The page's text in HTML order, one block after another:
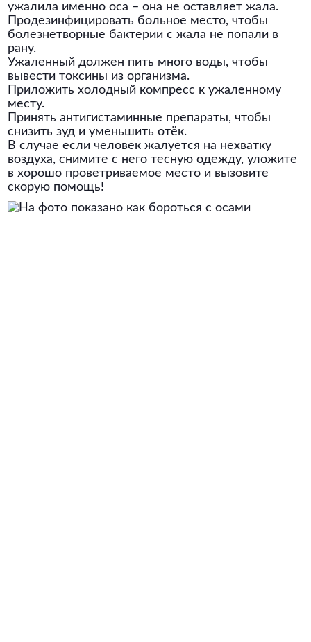
ужалила именно оса – она не оставляет жала.
Продезинфицировать больное место, чтобы
болезнетворные бактерии с жала не попали в
рану.
Ужаленный должен пить много воды, чтобы
вывести токсины из организма.
Приложить холодный компресс к ужаленному
месту.
Принять антигистаминные препараты, чтобы
снизить зуд и уменьшить отёк.
В случае если человек жалуется на нехватку
воздуха, снимите с него тесную одежду, уложите
в хорошо проветриваемое место и вызовите
скорую помощь!